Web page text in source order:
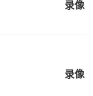
录像
录像